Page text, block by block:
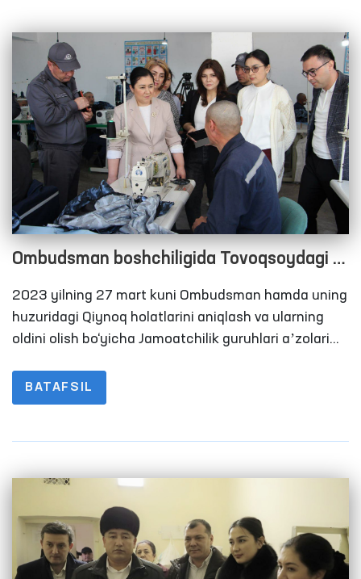
Ombudsman boshchiligida Tovoqsoydagi 7-
son jazoni ijro etish muassasasidagi
sharoitlar o‘rganildi
2023 yilning 27 mart kuni Ombudsman hamda uning
huzuridagi Qiynoq holatlarini aniqlash va ularning
oldini olish bo‘yicha Jamoatchilik guruhlari aʼzolari
etish muassasasiga monitoring tashrifi amalga
oshirildi. Unda mahalliy va xalqaro OAV ham bevosita
BATAFSIL